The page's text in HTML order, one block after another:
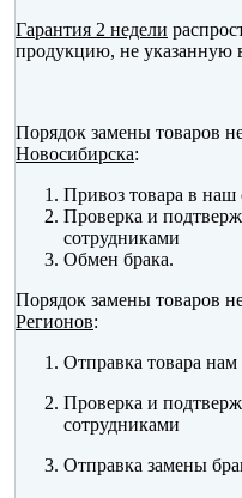
Гарантия 2 недели
продукцию, не указанную
Порядок замены товаров
Новосибирска:
Привоз товара в наш
Проверка и
сотрудниками
Обмен брака.
Порядок замены товаров
Регионов:
Отправка товара
Проверка и
сотрудниками
Отправка замены